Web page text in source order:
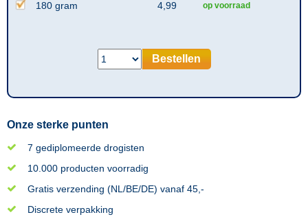
180 gram 4,99 op voorraad
Bestellen
Onze sterke punten
7 gediplomeerde drogisten
10.000 producten voorradig
Gratis verzending (NL/BE/DE) vanaf 45,-
Discrete verpakking